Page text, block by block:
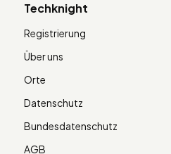
Techknight
Registrierung
Über uns
Orte
Datenschutz
Bundesdatenschutz
AGB